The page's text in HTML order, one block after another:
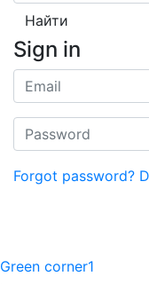
Найти
Sign in
Forgot password?
Green corner1